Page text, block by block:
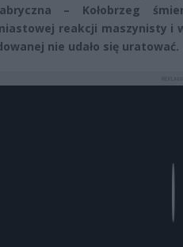
– Kołobrzeg
reakcji maszynisty i
nie udało się uratować.